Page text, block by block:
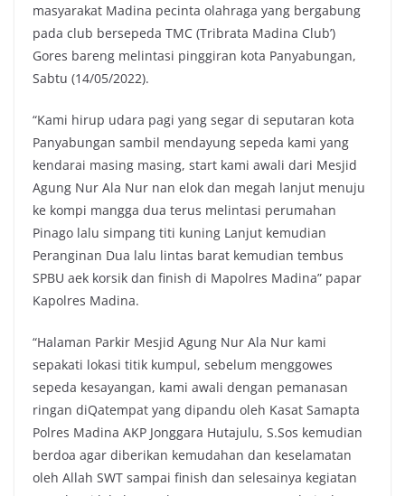
masyarakat Madina pecinta olahraga yang bergabung
pada club bersepeda TMC (Tribrata Madina Club’)
Gores bareng melintasi pinggiran kota Panyabungan,
Sabtu (14/05/2022).
“Kami hirup udara pagi yang segar di seputaran kota
Panyabungan sambil mendayung sepeda kami yang
kendarai masing masing, start kami awali dari Mesjid
Agung Nur Ala Nur nan elok dan megah lanjut menuju
ke kompi mangga dua terus melintasi perumahan
Pinago lalu simpang titi kuning Lanjut kemudian
Peranginan Dua lalu lintas barat kemudian tembus
SPBU aek korsik dan finish di Mapolres Madina” papar
Kapolres Madina.
“Halaman Parkir Mesjid Agung Nur Ala Nur kami
sepakati lokasi titik kumpul, sebelum menggowes
sepeda kesayangan, kami awali dengan pemanasan
ringan diQatempat yang dipandu oleh Kasat Samapta
Polres Madina AKP Jonggara Hutajulu, S.Sos kemudian
berdoa agar diberikan kemudahan dan keselamatan
oleh Allah SWT sampai finish dan selesainya kegiatan